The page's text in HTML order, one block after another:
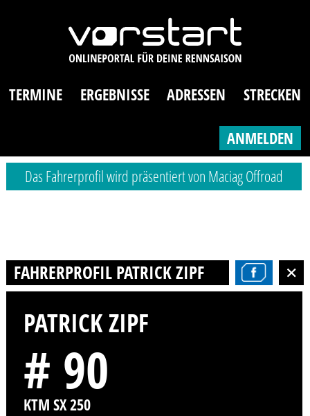
TERMINE ERGEBNISSE ADRESSEN STRECKEN
ANMELDEN
Das Fahrerprofil wird präsentiert von Maciag Offroad
FAHRERPROFIL PATRICK ZIPF
PATRICK ZIPF
# 90
KTM SX 250